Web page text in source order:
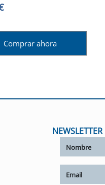
Comprar ahora
NEWSLETTER